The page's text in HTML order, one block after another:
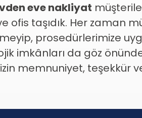
eve nakliyat
ofis taşıdık. Her zaman
prosedürlerimize
imkânları da göz
memnuniyet, teşekkür